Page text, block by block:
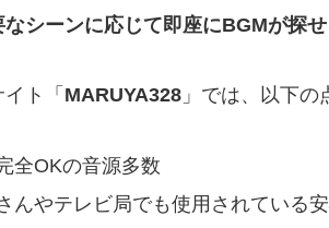
なシーンに応じて即座にBGMが探
ト「 MARUYA328 」では、以下の
全OKの音源多数
んやテレビ局でも使用されている